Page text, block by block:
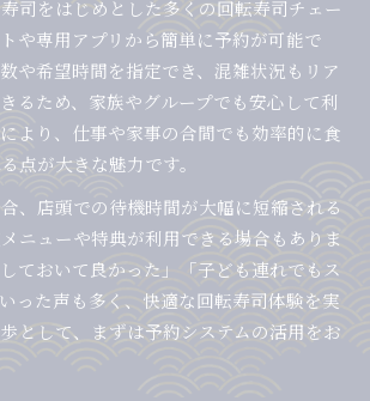
回転寿司の予約がもっと便利に
予約はアプリ活用で手間いらず
リで回転寿司の予約が簡単になる
約で回転寿司の待ち時間を短縮
アプリ予約は家族利用にも最適
由の回転寿司予約メリットと注意点
の回転寿司計画を効率化する方法
司予約で家族や友人との計画が楽に
も安心な回転寿司予約活用法
予約でグループ利用もスムーズに
司をはじめとした多くの回転寿司チェー
や専用アプリから簡単に予約が可能で
や希望時間を指定でき、混雑状況もリア
るため、家族やグループでも安心して利
より、仕事や家事の合間でも効率的に食
点が大きな魅力です。
、店頭での待機時間が大幅に短縮される
ニューや特典が利用できる場合もありま
ておいて良かった」「子ども連れでもス
った声も多く、快適な回転寿司体験を実
として、まずは予約システムの活用をお